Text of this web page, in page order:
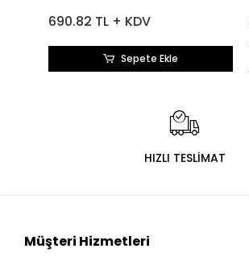
690.82 TL + KDV
Sepete Ekle
HIZLI TESLİMAT
Müşteri Hizmetleri